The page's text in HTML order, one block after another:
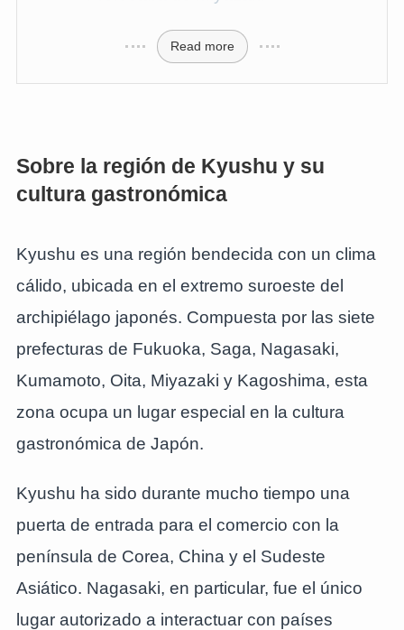
Read more
Sobre la región de Kyushu y su
cultura gastronómica
Kyushu es una región bendecida con un clima
cálido, ubicada en el extremo suroeste del
archipiélago japonés. Compuesta por las siete
prefecturas de Fukuoka, Saga, Nagasaki,
Kumamoto, Oita, Miyazaki y Kagoshima, esta
zona ocupa un lugar especial en la cultura
gastronómica de Japón.
Kyushu ha sido durante mucho tiempo una
puerta de entrada para el comercio con la
península de Corea, China y el Sudeste
Asiático. Nagasaki, en particular, fue el único
lugar autorizado a interactuar con países